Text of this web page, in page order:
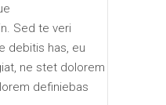
Sed te veri
debitis has, eu
ne stet dolorem
definiebas